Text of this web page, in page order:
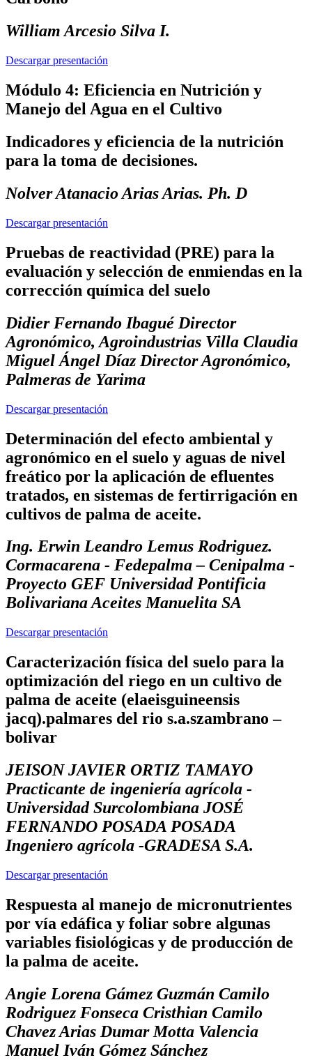
William Arcesio Silva I.
Descargar presentación
Módulo 4: Eficiencia en Nutrición y
Manejo del Agua en el Cultivo
Indicadores y eficiencia de la nutrición
para la toma de decisiones.
Nolver Atanacio Arias Arias. Ph. D
Descargar presentación
Pruebas de reactividad (PRE) para la
evaluación y selección de enmiendas en la
corrección química del suelo
Didier Fernando Ibagué Director
Agronómico, Agroindustrias Villa Claudia
Miguel Ángel Díaz Director Agronómico,
Palmeras de Yarima
Descargar presentación
Determinación del efecto ambiental y
agronómico en el suelo y aguas de nivel
freático por la aplicación de efluentes
tratados, en sistemas de fertirrigación en
cultivos de palma de aceite.
Ing. Erwin Leandro Lemus Rodriguez.
Cormacarena - Fedepalma – Cenipalma -
Proyecto GEF Universidad Pontificia
Bolivariana Aceites Manuelita SA
Descargar presentación
Caracterización física del suelo para la
optimización del riego en un cultivo de
palma de aceite (elaeisguineensis
jacq).palmares del rio s.a.szambrano –
bolivar
JEISON JAVIER ORTIZ TAMAYO
Practicante de ingeniería agrícola -
Universidad Surcolombiana JOSÉ
FERNANDO POSADA POSADA
Ingeniero agrícola -GRADESA S.A.
Descargar presentación
Respuesta al manejo de micronutrientes
por vía edáfica y foliar sobre algunas
variables fisiológicas y de producción de
la palma de aceite.
Angie Lorena Gámez Guzmán Camilo
Rodriguez Fonseca Cristhian Camilo
Chavez Arias Dumar Motta Valencia
Manuel Iván Gómez Sánchez